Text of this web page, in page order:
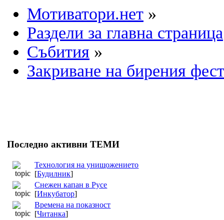
Мотиватори.нет »
Раздели за главна страница
Събития »
Закриване на бирения
Последно активни ТЕМИ
Технология на унищожението
[Будилник]
Снежен капан в Русе
[Инкубатор]
Времена на показност
[Читанка]